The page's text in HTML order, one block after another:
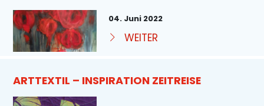
04. Juni 2022
WEITER
ARTTEXTIL – INSPIRATION ZEITREISE